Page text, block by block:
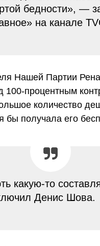
бедности», —
на канале
Нашей Партии
100-процентным
количество
бы получала его
какую-то
Денис